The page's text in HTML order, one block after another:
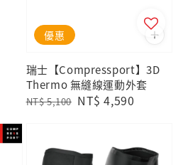
優惠
瑞士【Compressport】3D
Thermo 無縫線運動外套
Regular
NT$ 5,100 Sale
NT$ 4,590